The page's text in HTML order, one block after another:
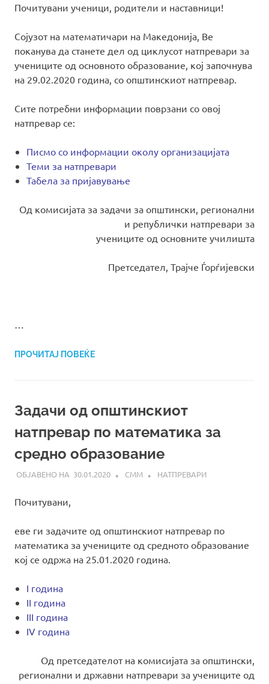
Почитувани ученици, родители и наставници!
Сојузот на математичари на Македонија, Ве
поканува да станете дел од циклусот натпревари за
учениците од основното образование, кој започнува
на 29.02.2020 година, со општинскиот натпревар.
Сите потребни информации поврзани со овој
натпревар се:
Писмо со информации околу организацијата
Теми за натпревари
Табела за пријавување
Од комисијата за задачи за општински, регионални
и републички натпревари за
учениците од основните училишта
Претседател, Трајче Ѓорѓијевски
ПРОЧИТАЈ ПОВЕЌЕ
Задачи од општинскиот
натпревар по математика за
средно образование
30.01.2020 СММ НАТПРЕВАРИ
Почитувани,
еве ги задачите од општинскиот натпревар по
математика за учениците од средното образование
кој се одржа на 25.01.2020 година.
I година
II година
III година
IV година
Од претседателот на комисијата за општински,
регионални и државни натпревари за учениците од